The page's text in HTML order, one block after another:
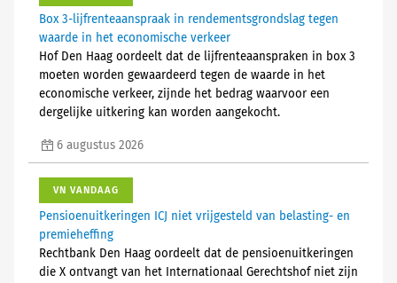
Box 3-lijfrenteaanspraak in rendementsgrondslag tegen
waarde in het economische verkeer
Hof Den Haag oordeelt dat de lijfrenteaanspraken in box 3
moeten worden gewaardeerd tegen de waarde in het
economische verkeer, zijnde het bedrag waarvoor een
dergelijke uitkering kan worden aangekocht.
6 augustus 2026
VN VANDAAG
Pensioenuitkeringen ICJ niet vrijgesteld van belasting- en
premieheffing
Rechtbank Den Haag oordeelt dat de pensioenuitkeringen
die X ontvangt van het Internationaal Gerechtshof niet zijn